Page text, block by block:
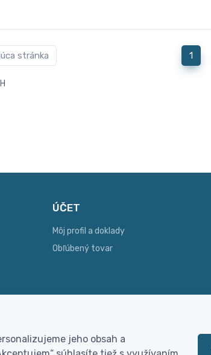
stránka 1
ÚČET
Môj profil a doklady
Obľúbený tovar
Personalizácia
Vyrobíme Vám vlastný originálny
jeho obsah a